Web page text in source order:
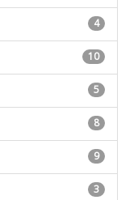
4
10
5
8
9
3